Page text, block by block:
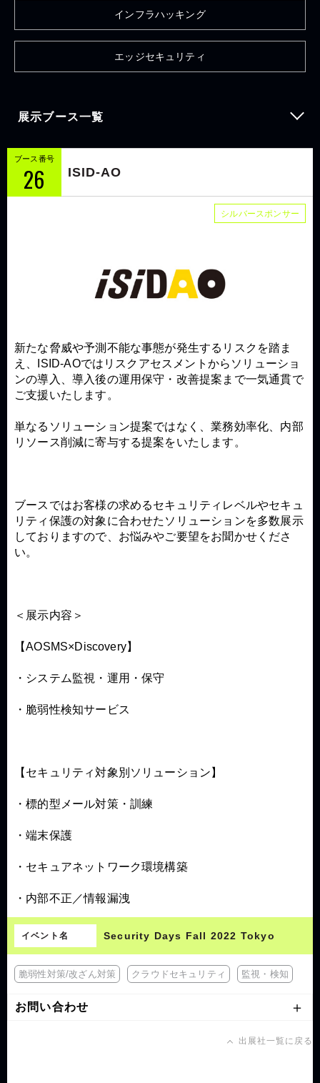
インフラハッキング
エッジセキュリティ
展示ブース一覧
ブース番号
26 ISID-AO
シルバースポンサー
新たな脅威や予測不能な事態が発生するリスクを踏ま
え、ISID-AOではリスクアセスメントからソリューショ
ンの導入、導入後の運用保守・改善提案まで一気通貫で
ご支援いたします。
単なるソリューション提案ではなく、業務効率化、内部
リソース削減に寄与する提案をいたします。
ブースではお客様の求めるセキュリティレベルやセキュ
リティ保護の対象に合わせたソリューションを多数展示
しておりますので、お悩みやご要望をお聞かせくださ
い。
＜展示内容＞
【AOSMS×Discovery】
・システム監視・運用・保守
・脆弱性検知サービス
【セキュリティ対象別ソリューション】
・標的型メール対策・訓練
・端末保護
・セキュアネットワーク環境構築
・内部不正／情報漏洩
イベント名 Security Days Fall 2022 Tokyo
脆弱性対策/改ざん対策 クラウドセキュリティ 監視・検知
お問い合わせ
出展社一覧に戻る